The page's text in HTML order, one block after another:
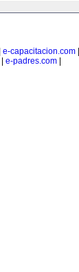
e-capacitacion.com
e-padres.com